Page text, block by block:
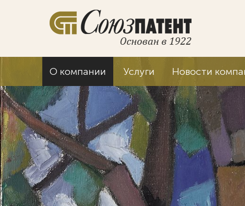
О компании Услуги Новости